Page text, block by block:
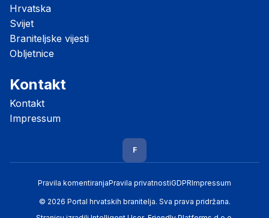
Hrvatska
Svijet
Braniteljske vijesti
Obljetnice
Kontakt
Kontakt
Impressum
F
Pravila komentiranjaPravila privatnostiGDPRImpressum
© 2026 Portal hrvatskih branitelja. Sva prava pridržana.